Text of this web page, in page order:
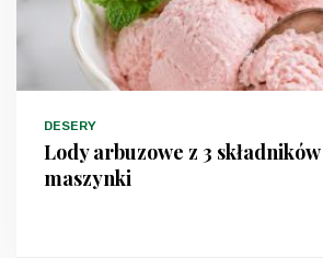
DESERY
Lody arbuzowe z 3
maszynki